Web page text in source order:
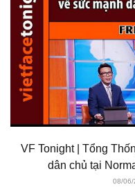
VF Tonight | Tổng
dân chủ tại
08/06/